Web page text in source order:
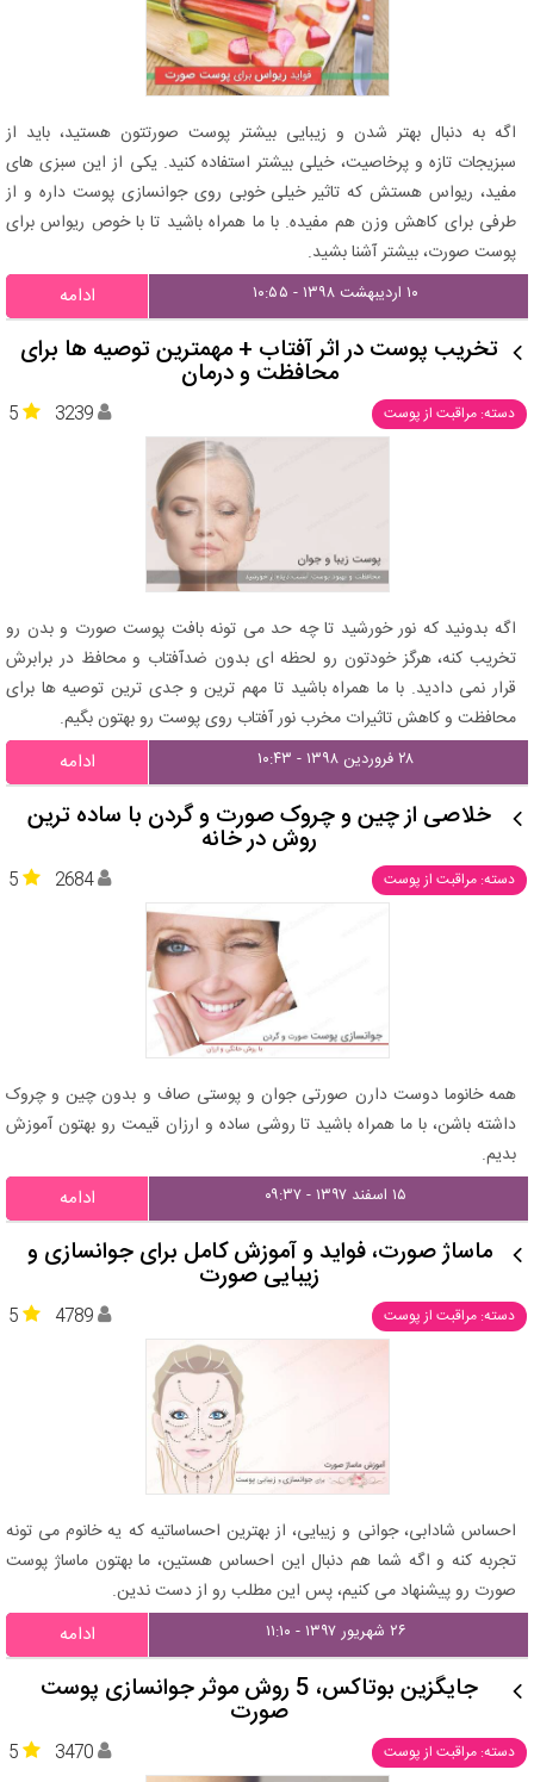
اگه به دنبال بهتر شدن و زیبایی بیشتر پوست صورتتون هستید، باید از
سبزیجات تازه و پرخاصیت، خیلی بیشتر استفاده کنید. یکی از این سبزی های
مفید، ریواس هستش که تاثیر خیلی خوبی روی جوانسازی پوست داره و از
طرفی برای کاهش وزن هم مفیده. با ما همراه باشید تا با خوص ریواس برای
پوست صورت، بیشتر آشنا بشید.
۱۰ اردیبهشت ۱۳۹۸ - ۱۰:۵۵ ادامه
تخریب پوست در اثر آفتاب + مهمترین توصیه ها برای
محافظت و درمان
دسته: مراقبت از پوست 5 3239
اگه بدونید که نور خورشید تا چه حد می تونه بافت پوست صورت و بدن رو
تخریب کنه، هرگز خودتون رو لحظه ای بدون ضدآفتاب و محافظ در برابرش
قرار نمی دادید. با ما همراه باشید تا مهم ترین و جدی ترین توصیه ها برای
محافظت و کاهش تاثیرات مخرب نور آفتاب روی پوست رو بهتون بگیم.
۲۸ فروردین ۱۳۹۸ - ۱۰:۴۳ ادامه
خلاصی از چین و چروک صورت و گردن با ساده ترین
روش در خانه
دسته: مراقبت از پوست 5 2684
همه خانوما دوست دارن صورتی جوان و پوستی صاف و بدون چین و چروک
داشته باشن، با ما همراه باشید تا روشی ساده و ارزان قیمت رو بهتون آموزش
بدیم.
۱۵ اسفند ۱۳۹۷ - ۰۹:۳۷ ادامه
ماساژ صورت، فواید و آموزش کامل برای جوانسازی و
زیبایی صورت
دسته: مراقبت از پوست 5 4789
احساس شادابی، جوانی و زیبایی، از بهترین احساساتیه که یه خانوم می تونه
تجربه کنه و اگه شما هم دنبال این احساس هستین، ما بهتون ماساژ پوست
صورت رو پیشنهاد می کنیم، پس این مطلب رو از دست ندین.
۲۶ شهریور ۱۳۹۷ - ۱۱:۱۰ ادامه
جایگزین بوتاکس، 5 روش موثر جوانسازی پوست
صورت
دسته: مراقبت از پوست 5 3470